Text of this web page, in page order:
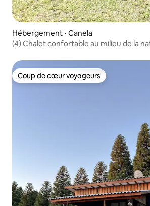
Hébergement ⋅ Canela
(4) Chalet confortable au milieu de la
Coup de cœur voyageurs
Coup de cœur voyageurs